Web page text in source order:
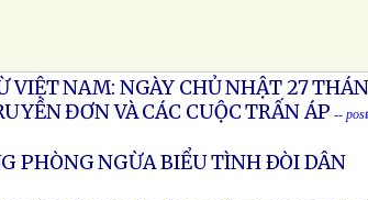
VIỆT NAM: NGÀY CHỦ NHẬT 27
ĐƠN VÀ CÁC CUỘC TRẤN ÁP --
PHÒNG NGỪA BIỂU TÌNH ÐÒI DÂN